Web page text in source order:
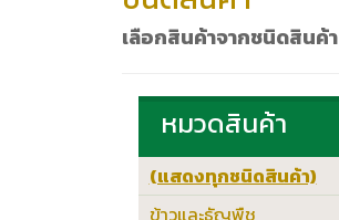
เลือกสินค้าจากชนิดสินค้า
หมวดสินค้า
(แสดงทุกชนิดสินค้า)
ข้าวและธัญพืช